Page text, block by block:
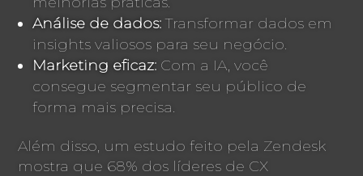
Análise de dados: Transformar dados em
insights valiosos para seu negócio.
Marketing eficaz: Com a IA, você
consegue segmentar seu público de
forma mais precisa.
Além disso, um estudo feito pela Zendesk
mostra que 68% dos líderes de CX